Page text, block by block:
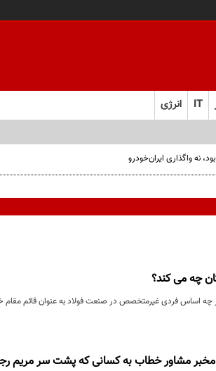
IT انرژی
نه واگذاری ایران‌خودرو
چه می کند؟
بر چه اساس فردی غیرمتخصص در صنعت فولاد به عنوان قائم
مخبر مشاور خطاب به کسانی که پشت سر مریم